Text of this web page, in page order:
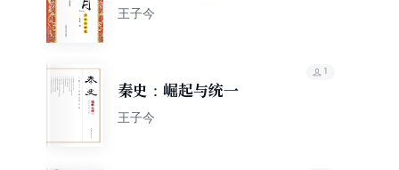
家
王子今
秦史：崛起与统一
王子今
1